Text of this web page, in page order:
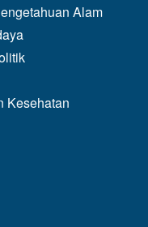
Alam
Kesehatan